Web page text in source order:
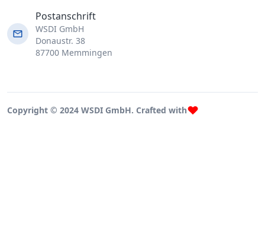
Postanschrift
WSDI GmbH
Donaustr. 38
87700 Memmingen
Copyright © 2024 WSDI GmbH. Crafted with